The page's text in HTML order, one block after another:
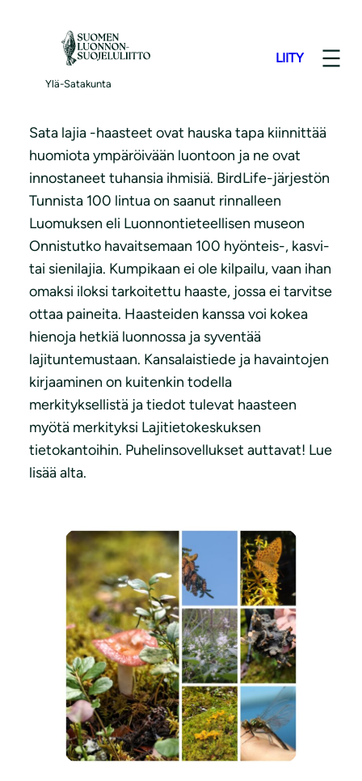
Ylä-Satakunta
LIITY
100 lajia -haasteet
Sata lajia -haasteet ovat hauska tapa kiinnittää
huomiota ympäröivään luontoon ja ne ovat
innostaneet tuhansia ihmisiä. BirdLife-järjestön
Tunnista 100 lintua on saanut rinnalleen
Luomuksen eli Luonnontieteellisen museon
Onnistutko havaitsemaan 100 hyönteis-, kasvi-
tai sienilajia. Kumpikaan ei ole kilpailu, vaan ihan
omaksi iloksi tarkoitettu haaste, jossa ei tarvitse
ottaa paineita. Haasteiden kanssa voi kokea
hienoja hetkiä luonnossa ja syventää
lajituntemustaan. Kansalaistiede ja havaintojen
kirjaaminen on kuitenkin todella
merkityksellistä ja tiedot tulevat haasteen
myötä merkityksi Lajitietokeskuksen
tietokantoihin. Puhelinsovellukset auttavat! Lue
lisää alta.